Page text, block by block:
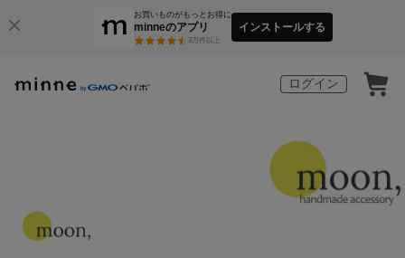
お買いものがもっとお得に
minneのアプリ
3万件以上
インストールする
ログイン